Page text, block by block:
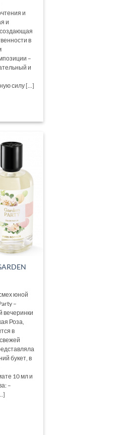
и
и
в
–
и
силу [...]
юной
–
вечеринки
Роза,
в
букет, в
10 мл и
–